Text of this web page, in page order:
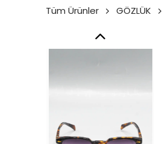
Tüm Ürünler GÖZLÜK